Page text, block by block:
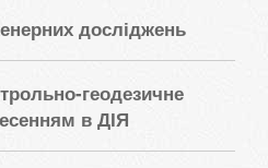
досліджень
геодезичне
в ДІЯ